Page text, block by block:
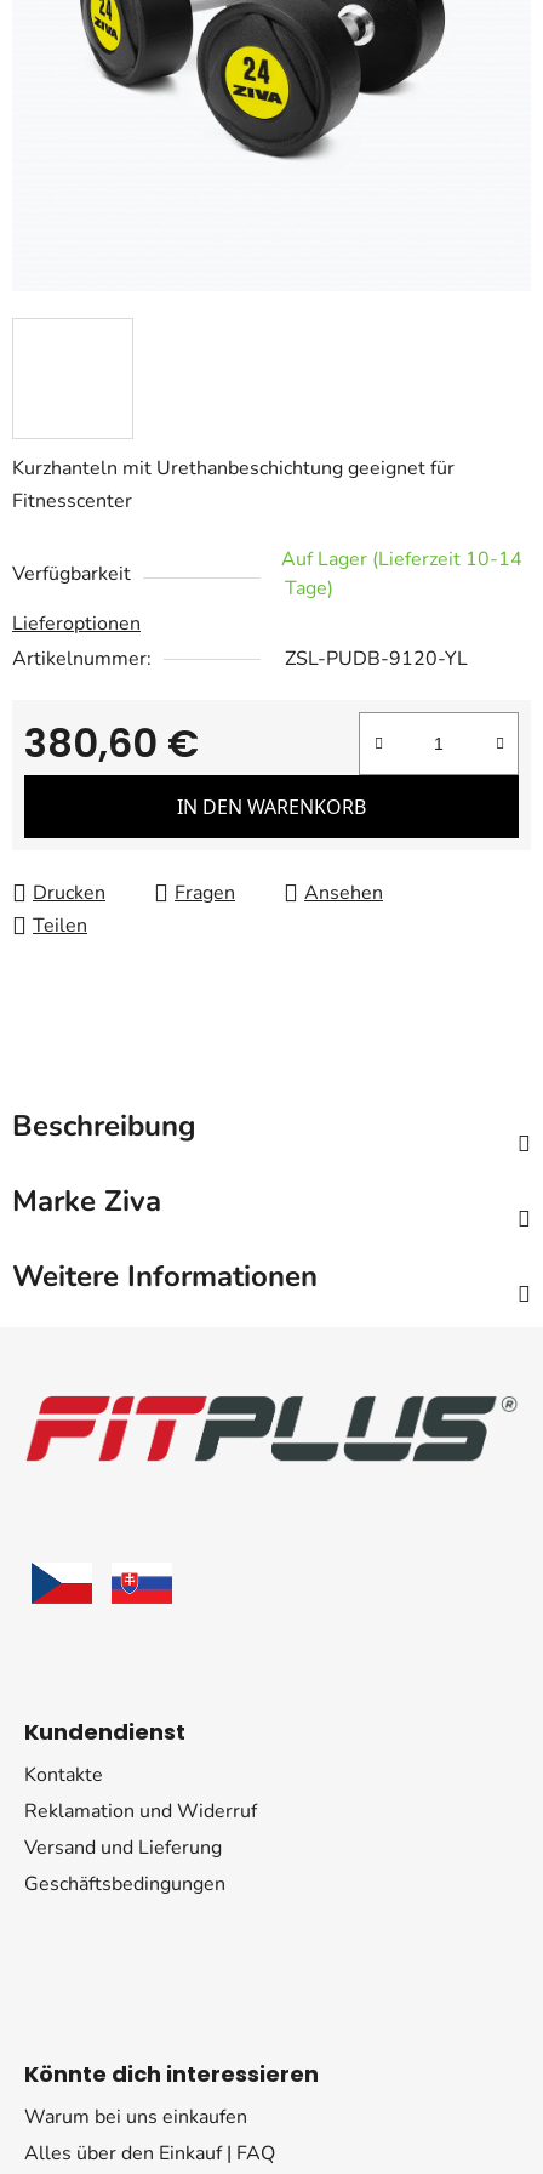
Kurzhanteln mit Urethanbeschichtung geeignet für
Fitnesscenter
Verfügbarkeit
Auf Lager (Lieferzeit 10-14
Tage)
Lieferoptionen
Artikelnummer:
ZSL-PUDB-9120-YL
380,60 €
Verkaufspreis:
IN DEN WARENKORB
Drucken Fragen
Ansehen
Teilen
Beschreibung
Marke Ziva
Weitere Informationen
Kundendienst
Kontakte
Reklamation und Widerruf
Versand und Lieferung
Geschäftsbedingungen
Könnte dich interessieren
Warum bei uns einkaufen
Alles über den Einkauf | FAQ